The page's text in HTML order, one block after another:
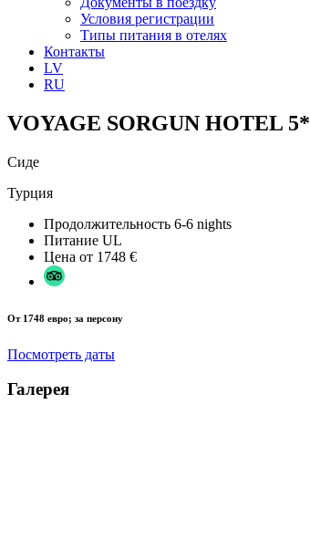
Условия регистрации
Типы питания в отелях
Контакты
LV
RU
VOYAGE SORGUN HOTEL 5*
Сиде
Турция
Продолжительность 6-6 nights
Питание UL
Цена от 1748 €
От 1748 евро; за персону
Посмотреть даты
Галерея